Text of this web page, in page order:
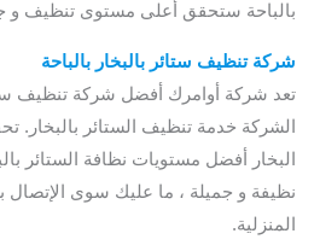
بالباحة ستحقق أعلى مستوى تنظيف و
شركة تنظيف ستائر بالبخار بالباحة
تعد شركة أوامرك أفضل شركة تنظيف
الشركة خدمة تنظيف الستائر بالبخار.
البخار أفضل مستويات نظافة الستائر
نظيفة و جميلة ، ما عليك سوى
المنزلية.